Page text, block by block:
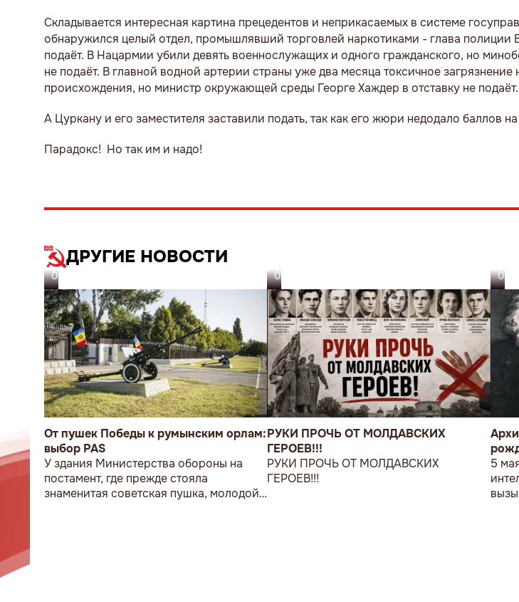
Складывается интересная картина прецедентов и неприкасаемых в системе
обнаружился целый отдел, промышлявший торговлей наркотиками - глава полиции
подаёт. В Нацармии убили девять военнослужащих и одного гражданского, но
не подаёт. В главной водной артерии страны уже два месяца токсичное загрязнение
происхождения, но министр окружающей среды Георге Хаждер в отставку не подаёт.
А Цуркану и его заместителя заставили подать, так как его жюри недодало баллов
Парадокс! Но так им и надо!
ДРУГИЕ НОВОСТИ
06.08.26
От пушек Победы к румынским орлам:
выбор PAS
У здания Министерства обороны на
постамент, где прежде стояла
знаменитая советская пушка, молодой
05.08.26
РУКИ ПРОЧЬ ОТ МОЛДАВСКИХ
ГЕРОЕВ!!!
РУКИ ПРОЧЬ ОТ МОЛДАВСКИХ
ГЕРОЕВ!!!
5